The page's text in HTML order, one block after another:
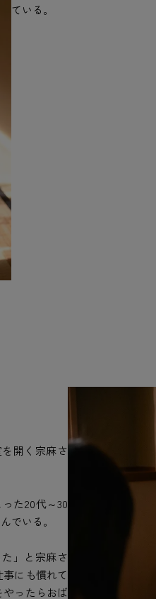
ている。
開く宗麻さ
た20代～30
でいる。
」と宗麻さ
にも慣れて
ったらおば